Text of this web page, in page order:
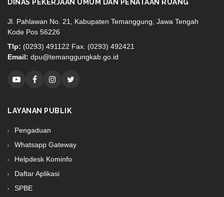
DINAS PEKERJAAN UMUM DAN PENATAAN RUANG
Jl. Pahlawan No. 21, Kabupaten Temanggung, Jawa Tengah
Kode Pos 56226
Tlp: (0293) 491122 Fax. (0293) 492421
Email: dpu@temanggungkab.go.id
LAYANAN PUBLIK
Pengaduan
Whatsapp Gateway
Helpdesk Kominfo
Daftar Aplikasi
SPBE